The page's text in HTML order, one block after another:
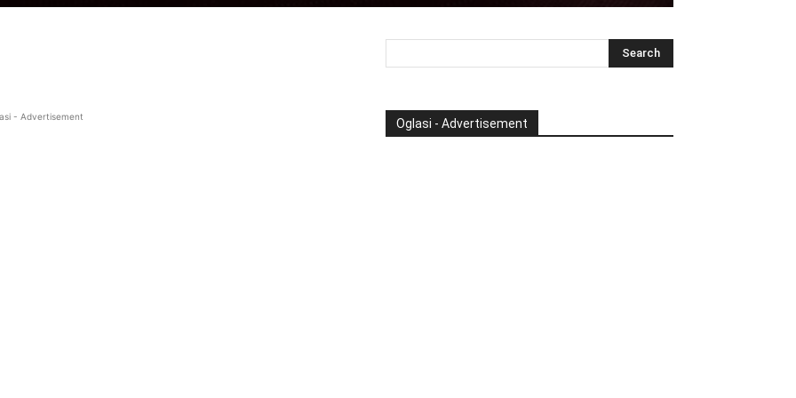
- Advertisement Oglasi - Advertisement